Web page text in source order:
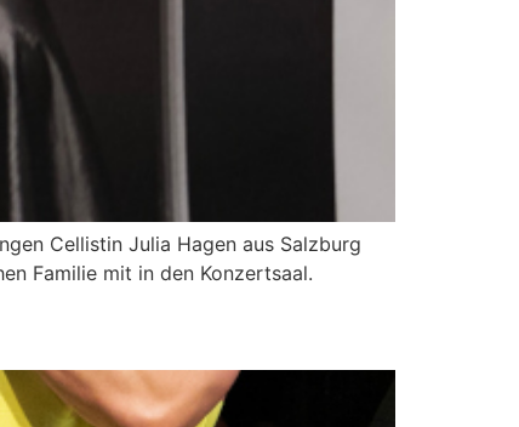
Cellistin Julia Hagen aus Salzburg
Familie mit in den Konzertsaal.